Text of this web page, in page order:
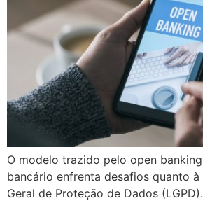
O modelo trazido pelo open
bancário enfrenta desafios quanto à
Geral de Proteção de Dados